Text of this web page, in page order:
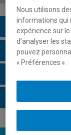
Description du
Horaire - Été
Nous utilisons
informations qui
expérience sur
d’analyser les
pouvez
« Préférences ».